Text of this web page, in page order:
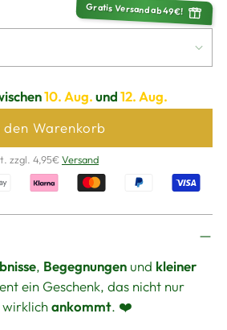
Gratis Versand ab 49€!
10. Aug.und12. Aug.
den Warenkorb
zzgl. 4,95€Versand
, Begegnungen und kleiner
ein Geschenk, das nicht nur
ankommt. ❤️